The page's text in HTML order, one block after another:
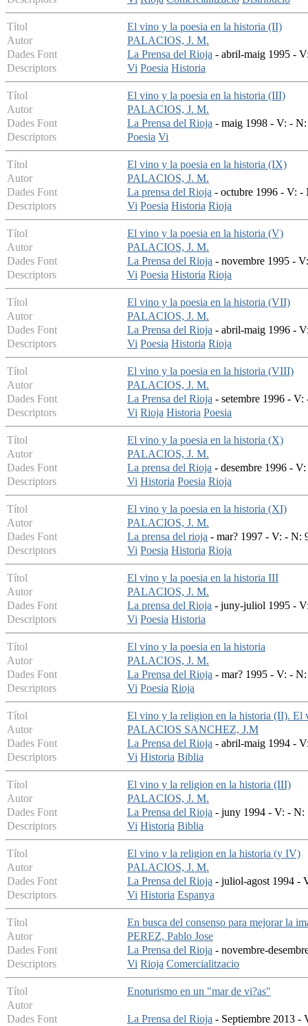
Títol
El vino y la poesia en la historia (II)
Autor
PALACIOS, J. M.
Dades Font
La Prensa del Rioja - abril-maig 1995 -
Descriptors
Vi Poesia Historia
Títol
El vino y la poesia en la historia (III)
Autor
PALACIOS, J. M.
Dades Font
La Prensa del Rioja - maig 1998 - V: -
Descriptors
Poesia Vi
Títol
El vino y la poesia en la historia (IX)
Autor
PALACIOS, J. M.
Dades Font
La prensa del Rioja - octubre 1996 - V: -
Descriptors
Vi Poesia Historia Rioja
Títol
El vino y la poesia en la historia (V)
Autor
PALACIOS, J. M.
Dades Font
La Prensa del Rioja - novembre 1995 -
Descriptors
Vi Poesia Historia Rioja
Títol
El vino y la poesia en la historia (VII)
Autor
PALACIOS, J. M.
Dades Font
La Prensa del Rioja - abril-maig 1996 -
Descriptors
Vi Poesia Historia Rioja
Títol
El vino y la poesia en la historia (VIII)
Autor
PALACIOS, J. M.
Dades Font
La Prensa del Rioja - setembre 1996 -
Descriptors
Vi Rioja Historia Poesia
Títol
El vino y la poesia en la historia (X)
Autor
PALACIOS, J. M.
Dades Font
La prensa del Rioja - desembre 1996 -
Descriptors
Vi Historia Poesia Rioja
Títol
El vino y la poesia en la historia (XI)
Autor
PALACIOS, J. M.
Dades Font
La prensa del rioja - mar? 1997 - V: - N:
Descriptors
Vi Poesia Historia Rioja
Títol
El vino y la poesia en la historia III
Autor
PALACIOS, J. M.
Dades Font
La prensa del Rioja - juny-juliol 1995 -
Descriptors
Vi Poesia Historia
Títol
El vino y la poesia en la historia
Autor
PALACIOS, J. M.
Dades Font
La Prensa del Rioja - mar? 1995 - V: -
Descriptors
Vi Poesia Rioja
Títol
El vino y la religion en la historia (II).
Autor
PALACIOS SANCHEZ, J.M
Dades Font
La Prensa del Rioja - abril-maig 1994 -
Descriptors
Vi Historia Biblia
Títol
El vino y la religion en la historia (III)
Autor
PALACIOS, J. M.
Dades Font
La Prensa del Rioja - juny 1994 - V: - N:
Descriptors
Vi Historia Biblia
Títol
El vino y la religion en la historia (y IV)
Autor
PALACIOS, J. M.
Dades Font
La Prensa del Rioja - juliol-agost 1994 -
Descriptors
Vi Historia Espanya
Títol
En busca del consenso para mejorar la
Autor
PEREZ, Pablo Jose
Dades Font
La Prensa del Rioja - novembre-
Descriptors
Vi Rioja Comercialitzacio
Títol
Enoturismo en un "mar de vi?as"
Autor
Dades Font
La Prensa del Rioja - Septiembre 2013 -